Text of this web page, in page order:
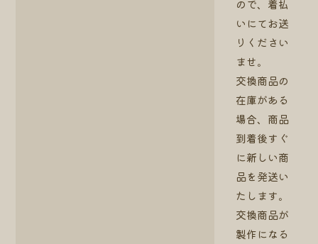
ので、着払
いにてお送
りください
ませ。
交換商品の
在庫がある
場合、商品
到着後すぐ
に新しい商
品を発送い
たします。
交換商品が
製作になる